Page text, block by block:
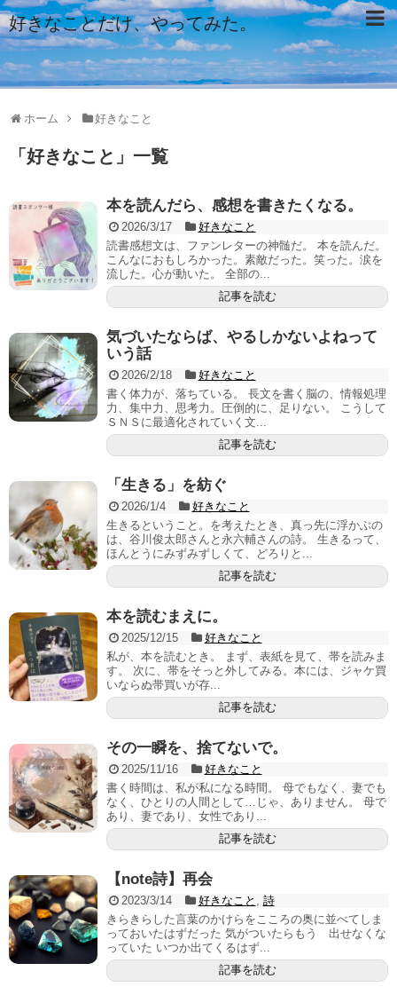
好きなことだけ、やってみた。
ホーム 好きなこと
「 好きなこと 」 一覧
本を読んだら、感想を書きたくなる。
2026/3/17
好きなこと
読書感想文は、ファンレターの神髄だ。 本を読んだ。
こんなにおもしろかった。素敵だった。笑った。涙を
流した。心が動いた。 全部の...
記事を読む
気づいたならば、やるしかないよねって
いう話
2026/2/18
好きなこと
書く体力が、落ちている。 長文を書く脳の、情報処理
力、集中力、思考力。圧倒的に、足りない。 こうして
ＳＮＳに最適化されていく文...
記事を読む
「生きる」を紡ぐ
2026/1/4
好きなこと
生きるということ。を考えたとき、真っ先に浮かぶの
は、谷川俊太郎さんと永六輔さんの詩。 生きるって、
ほんとうにみずみずしくて、どろりと...
記事を読む
本を読むまえに。
2025/12/15
好きなこと
私が、本を読むとき。 まず、表紙を見て、帯を読みま
す。 次に、帯をそっと外してみる。本には、ジャケ買
いならぬ帯買いが存...
記事を読む
その一瞬を、捨てないで。
2025/11/16
好きなこと
書く時間は、私が私になる時間。 母でもなく、妻でも
なく、ひとりの人間として…じゃ、ありません。 母で
あり、妻であり、女性であり...
記事を読む
【note詩】再会
2023/3/14 好きなこと , 詩
きらきらした言葉のかけらをこころの奥に並べてしま
っておいたはずだった 気がついたらもう 出せなくな
っていた いつか出てくるはず...
記事を読む